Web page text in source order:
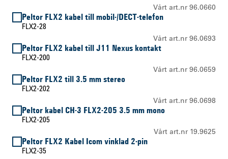
Vårt art.nr 96.0660
Peltor FLX2 kabel till mobil-/DECT-telefon
FLX2-28
Vårt art.nr 96.0693
Peltor FLX2 kabel till J11 Nexus kontakt
FLX2-200
Vårt art.nr 96.0659
Peltor FLX2 till 3.5 mm stereo
FLX2-202
Vårt art.nr 96.0698
Peltor kabel CH-3 FLX2-205 3.5 mm mono
FLX2-205
Vårt art.nr 19.9625
Peltor FLX2 Kabel Icom vinklad 2-pin
FLX2-35